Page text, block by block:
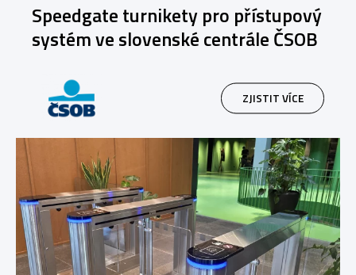
Speedgate turnikety pro přístupový
systém ve slovenské centrále ČSOB
ZJISTIT VÍCE